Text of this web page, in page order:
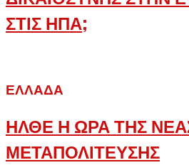
ΣΤΙΣ ΗΠΑ;
ΕΛΛΆΔΑ
ΗΛΘΕ Η ΩΡΑ ΤΗΣ
ΜΕΤΑΠΟΛΙΤΕΥΣΗΣ